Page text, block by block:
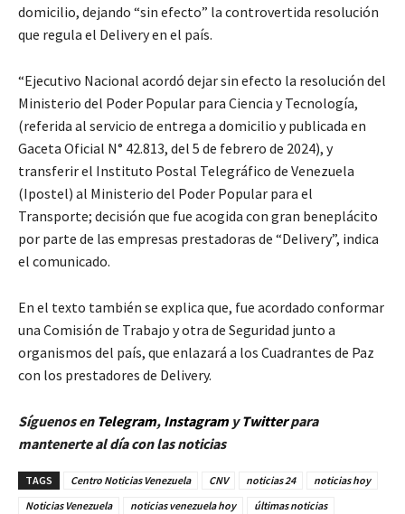
domicilio, dejando “sin efecto” la controvertida resolución
que regula el Delivery en el país.
“Ejecutivo Nacional acordó dejar sin efecto la resolución del
Ministerio del Poder Popular para Ciencia y Tecnología,
(referida al servicio de entrega a domicilio y publicada en
Gaceta Oficial N° 42.813, del 5 de febrero de 2024), y
transferir el Instituto Postal Telegráfico de Venezuela
(Ipostel) al Ministerio del Poder Popular para el
Transporte; decisión que fue acogida con gran beneplácito
por parte de las empresas prestadoras de “Delivery”, indica
el comunicado.
En el texto también se explica que, fue acordado conformar
una Comisión de Trabajo y otra de Seguridad junto a
organismos del país, que enlazará a los Cuadrantes de Paz
con los prestadores de Delivery.
Síguenos en Telegram, InstagramyTwitterpara
mantenerte al día con las noticias
TAGS Centro Noticias Venezuela CNV noticias 24
noticias hoy
Noticias Venezuela
noticias venezuela hoy
últimas noticias